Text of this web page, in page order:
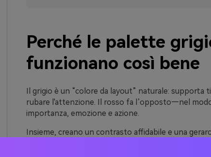
Perché le palette
funzionano così bene
Il grigio è un “colore da layout” naturale: supporta
rubare l'attenzione. Il rosso fa l’opposto—nel
importanza, emozione e azione.
Insieme, creano un contrasto affidabile e una